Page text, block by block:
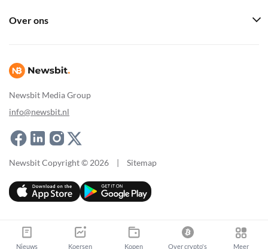
Newsbit Media Group
info@newsbit.nl
Over ons
Newsbit Copyright © 2026 | Sitemap
Nieuws Koersen Kopen Over crypto's Meer